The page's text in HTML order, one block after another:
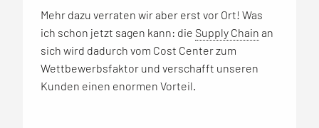
Mehr dazu verraten wir aber erst vor Ort! Was
ich schon jetzt sagen kann: die Supply Chain an
sich wird dadurch vom Cost Center zum
Wettbewerbsfaktor und verschafft unseren
Kunden einen enormen Vorteil.